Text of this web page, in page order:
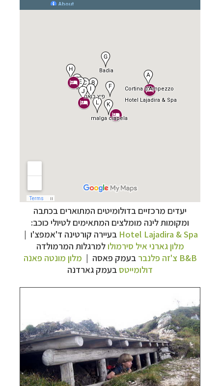
יעדים מרכזיים בדולומיטים המתוארים בכתבה
ומקומות לינה מומלצים המתאימים לטיולי כוכב:
Hotel Lajadira & Spa בעיירה קורטינה ד'אמפצ'ו |
מלון גארני איל סירמולולמרגלות המרמולדה
B&B צ'זה פלנבר בעמק פאסה | מלון מונטה פאנה
דולומייטס בעמק גארדנה